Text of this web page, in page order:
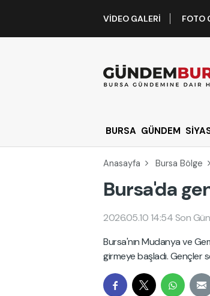
VIDEO GALERI FOTO
BURSA GÜNDEM
Anasayfa Bursa Bölge
Bursa'da
2026.05.10 14:54 Son
Bursa'nın Mudanya ve
girmeye başladı. Gençler